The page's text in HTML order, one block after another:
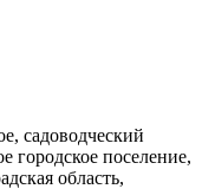
садоводческий
городское поселение,
область,